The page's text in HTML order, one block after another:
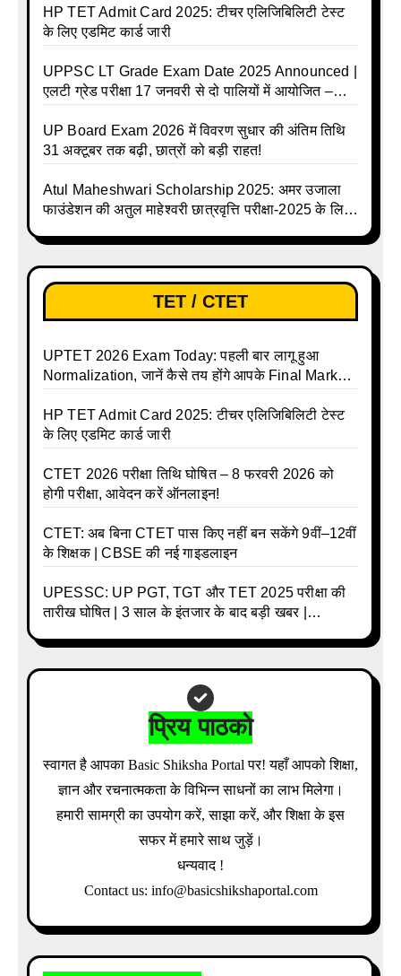
HP TET Admit Card 2025: टीचर एलिजिबिलिटी टेस्ट
के लिए एडमिट कार्ड जारी
UPPSC LT Grade Exam Date 2025 Announced |
एलटी ग्रेड परीक्षा 17 जनवरी से दो पालियों में आयोजित –
UP Board Exam 2026 में विवरण सुधार की अंतिम तिथि
31 अक्टूबर तक बढ़ी, छात्रों को बड़ी राहत!
Atul Maheshwari Scholarship 2025: अमर उजाला
फाउंडेशन की अतुल माहेश्वरी छात्रवृत्ति परीक्षा-2025 के लिए
TET / CTET
UPTET 2026 Exam Today: पहली बार लागू हुआ
Normalization, जानें कैसे तय होंगे आपके Final Marks
HP TET Admit Card 2025: टीचर एलिजिबिलिटी टेस्ट
के लिए एडमिट कार्ड जारी
CTET 2026 परीक्षा तिथि घोषित – 8 फरवरी 2026 को
होगी परीक्षा, आवेदन करें ऑनलाइन!
CTET: अब बिना CTET पास किए नहीं बन सकेंगे 9वीं–12वीं
के शिक्षक | CBSE की नई गाइडलाइन
UPESSC: UP PGT, TGT और TET 2025 परीक्षा की
तारीख घोषित | 3 साल के इंतजार के बाद बड़ी खबर |
प्रिय पाठको
स्वागत है आपका Basic Shiksha Portal पर! यहाँ आपको शिक्षा,
ज्ञान और रचनात्मकता के विभिन्न साधनों का लाभ मिलेगा।
हमारी सामग्री का उपयोग करें, साझा करें, और शिक्षा के इस
सफर में हमारे साथ जुड़ें।
धन्यवाद !
Contact us: info@basicshikshaportal.com